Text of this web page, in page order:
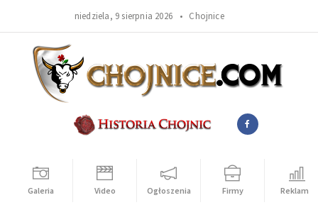
niedziela, 9 sierpnia 2026 • Chojnice
Galeria Video Ogłoszenia Firmy Reklama